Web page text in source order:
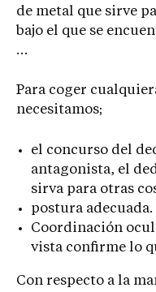
de metal que sirve
bajo el que se
…
Para coger
necesitamos;
el concurso del
antagonista, el
sirva para otras
postura adecuada.
Coordinación
vista confirme lo
Con respecto a la